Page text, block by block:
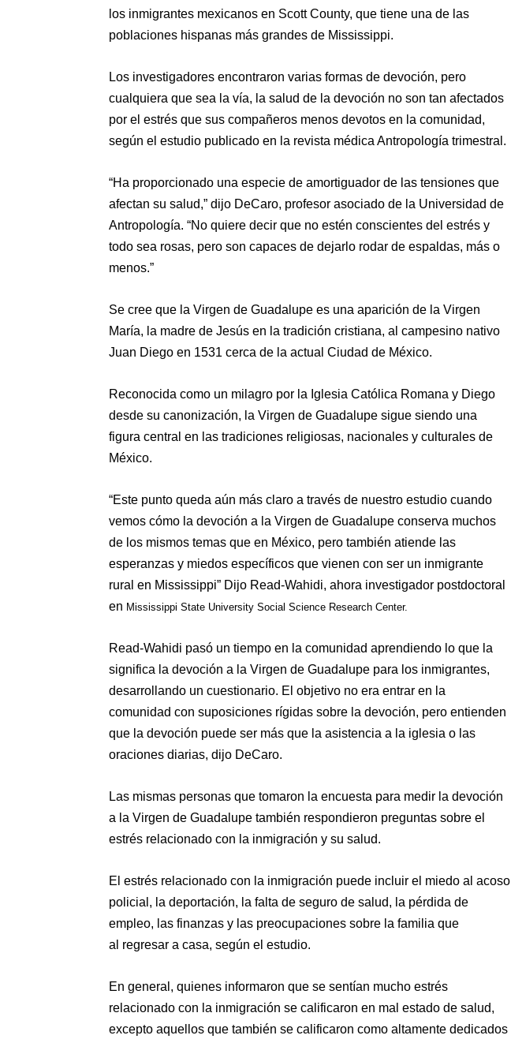
los inmigrantes mexicanos en Scott County, que tiene una de las
poblaciones hispanas más grandes de Mississippi.
Los investigadores encontraron varias formas de devoción, pero
cualquiera que sea la vía, la salud de la devoción no son tan afectados
por el estrés que sus compañeros menos devotos en la comunidad,
según el estudio publicado en la revista médica Antropología trimestral.
“Ha proporcionado una especie de amortiguador de las tensiones que
afectan su salud,” dijo DeCaro, profesor asociado de la Universidad de
Antropología. “No quiere decir que no estén conscientes del estrés y
todo sea rosas, pero son capaces de dejarlo rodar de espaldas, más o
menos.”
Se cree que la Virgen de Guadalupe es una aparición de la Virgen
María, la madre de Jesús en la tradición cristiana, al campesino nativo
Juan Diego en 1531 cerca de la actual Ciudad de México.
Reconocida como un milagro por la Iglesia Católica Romana y Diego
desde su canonización, la Virgen de Guadalupe sigue siendo una
figura central en las tradiciones religiosas, nacionales y culturales de
México.
“Este punto queda aún más claro a través de nuestro estudio cuando
vemos cómo la devoción a la Virgen de Guadalupe conserva muchos
de los mismos temas que en México, pero también atiende las
esperanzas y miedos específicos que vienen con ser un inmigrante
rural en Mississippi” Dijo Read-Wahidi, ahora investigador postdoctoral
en Mississippi State University Social Science Research Center.
Read-Wahidi pasó un tiempo en la comunidad aprendiendo lo que la
significa la devoción a la Virgen de Guadalupe para los inmigrantes,
desarrollando un cuestionario. El objetivo no era entrar en la
comunidad con suposiciones rígidas sobre la devoción, pero entienden
que la devoción puede ser más que la asistencia a la iglesia o las
oraciones diarias, dijo DeCaro.
Las mismas personas que tomaron la encuesta para medir la devoción
a la Virgen de Guadalupe también respondieron preguntas sobre el
estrés relacionado con la inmigración y su salud.
El estrés relacionado con la inmigración puede incluir el miedo al acoso
policial, la deportación, la falta de seguro de salud, la pérdida de
empleo, las finanzas y las preocupaciones sobre la familia que
al regresar a casa, según el estudio.
En general, quienes informaron que se sentían mucho estrés
relacionado con la inmigración se calificaron en mal estado de salud,
excepto aquellos que también se calificaron como altamente dedicados